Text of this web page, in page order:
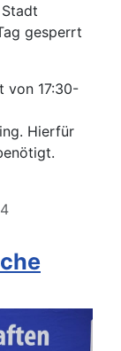
gesperrt
von 17:30-
Hierfür